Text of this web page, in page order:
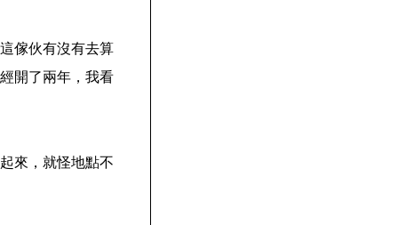
傢伙有沒有去算
開了兩年，我看
來，就怪地點不